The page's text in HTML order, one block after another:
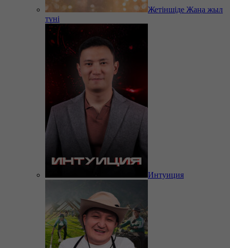
Жетіншіде Жаңа жыл
түні
Интуиция